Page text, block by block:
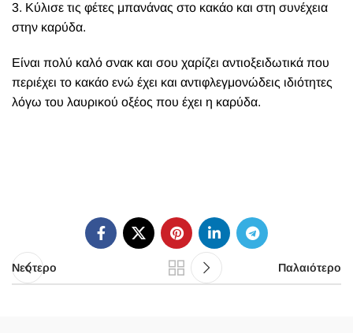
3. Κύλισε τις φέτες μπανάνας στο κακάο και στη συνέχεια
στην καρύδα.
Είναι πολύ καλό σνακ και σου χαρίζει αντιοξειδωτικά που
περιέχει το κακάο ενώ έχει και αντιφλεγμονώδεις ιδιότητες
λόγω του λαυρικού οξέος που έχει η καρύδα.
Νεότερο Παλαιότερο